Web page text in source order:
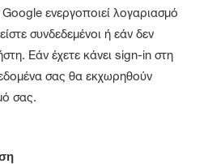
ενεργοποιεί λογαριασμό
συνδεδεμένοι ή εάν δεν
Εάν έχετε κάνει sign-in στη
σας θα εκχωρηθούν
σας.